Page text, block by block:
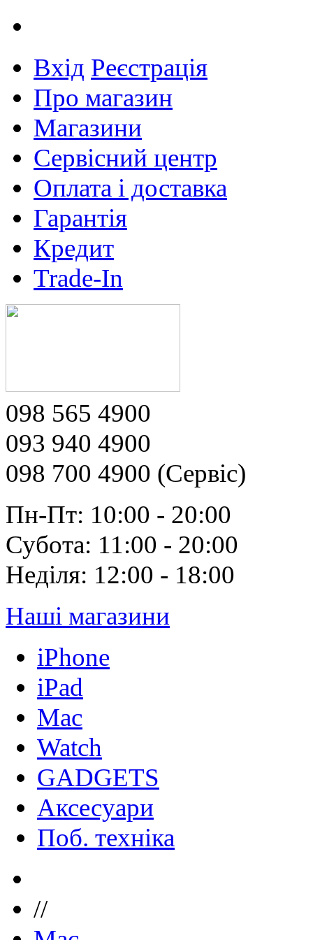
Вхід Реєстрація
Про магазин
Магазини
Сервісний центр
Оплата і доставка
Гарантія
Кредит
Trade-In
098 565 4900
093 940 4900
098 700 4900 (Сервіс)
Пн-Пт: 10:00 - 20:00
Субота: 11:00 - 20:00
Неділя: 12:00 - 18:00
Наші магазини
iPhone
iPad
Mac
Watch
GADGETS
Аксесуари
Поб. техніка
//